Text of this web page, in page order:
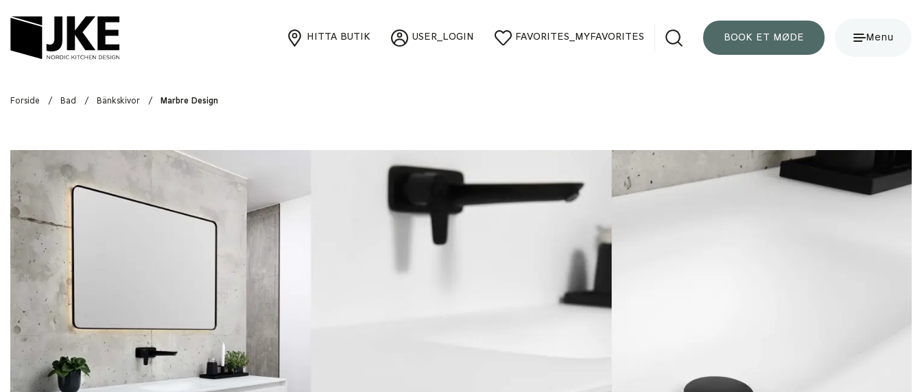
HITTA BUTIK USER_LOGIN FAVORITES_MYFAVORITES BOOK ET MØDE Menu
Forside / Bad / Bänkskivor / Marbre Design